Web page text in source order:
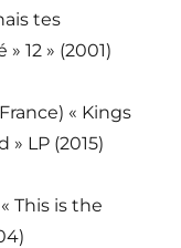
tes
12 » (2001)
« Kings
LP (2015)
This is the